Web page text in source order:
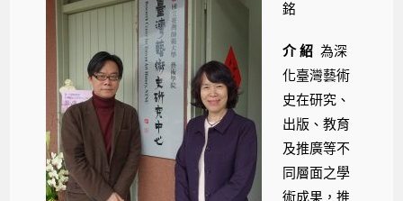
銘
介 紹為深
化臺灣藝術
史在研究、
出版、教育
及推廣等不
同層面之學
術成果，推